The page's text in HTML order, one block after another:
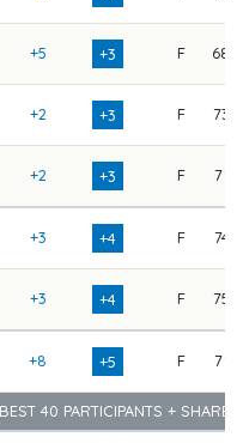
+5 +3 F 68
+2 +3 F 73
+2 +3 F 71
+3 +4 F 74
+3 +4 F 75
+8 +5 F 71
40 PARTICIPANTS +